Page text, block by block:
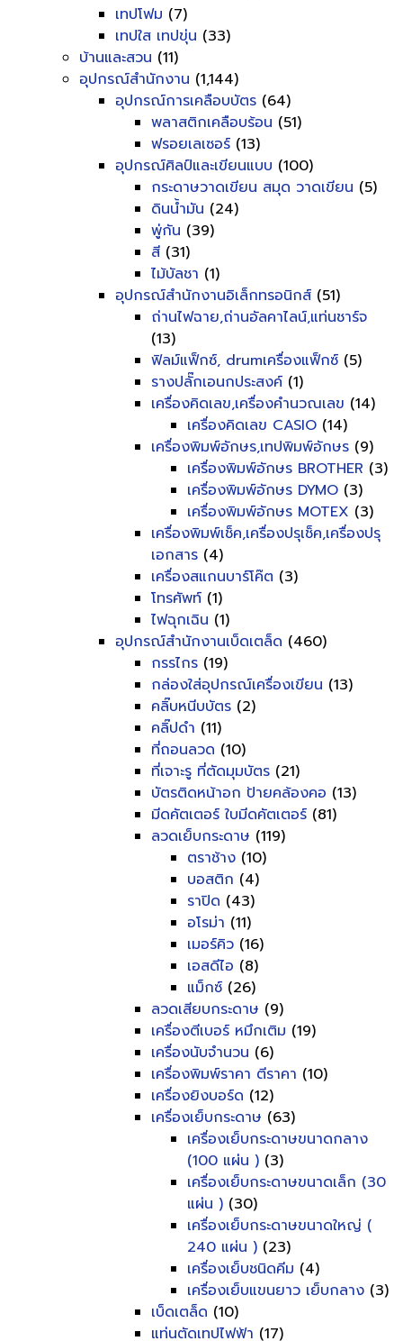
เทปโฟม (7)
เทปใส เทปขุ่น (33)
บ้านและสวน (11)
อุปกรณ์สำนักงาน (1,144)
อุปกรณ์การเคลือบบัตร (64)
พลาสติกเคลือบร้อน (51)
ฟรอยเลเซอร์ (13)
อุปกรณ์ศิลป์และเขียนแบบ (100)
กระดาษวาดเขียน สมุด วาดเขียน (5)
ดินน้ำมัน (24)
พู่กัน (39)
สี (31)
ไม้บัลชา (1)
อุปกรณ์สำนักงานอิเล็กทรอนิกส์ (51)
ถ่านไฟฉาย,ถ่านอัลคาไลน์,แท่นชาร์จ
(13)
ฟิลม์แฟ็กซ์, drumเครื่องแฟ็กซ์ (5)
รางปลั๊กเอนกประสงค์ (1)
เครื่องคิดเลข,เครื่องคำนวณเลข (14)
เครื่องคิดเลข CASIO (14)
เครื่องพิมพ์อักษร,เทปพิมพ์อักษร (9)
เครื่องพิมพ์อักษร BROTHER (3)
เครื่องพิมพ์อักษร DYMO (3)
เครื่องพิมพ์อักษร MOTEX (3)
เครื่องพิมพ์เช็ค,เครื่องปรุเช็ค,เครื่องปรุ
เอกสาร (4)
เครื่องสแกนบาร์โค๊ต (3)
โทรศัพท์ (1)
ไฟฉุกเฉิน (1)
อุปกรณ์สำนักงานเบ็ดเตล็ด (460)
กรรไกร (19)
กล่องใส่อุปกรณ์เครื่องเขียน (13)
คลิ๊บหนีบบัตร (2)
คลิ๊ปดำ (11)
ที่ถอนลวด (10)
ที่เจาะรู ที่ตัดมุมบัตร (21)
บัตรติดหน้าอก ป้ายคล้องคอ (13)
มีดคัตเตอร์ ใบมีดคัตเตอร์ (81)
ลวดเย็บกระดาษ (119)
ตราช้าง (10)
บอสติก (4)
ราปิด (43)
อโรม่า (11)
เมอร์คิว (16)
เอสดีไอ (8)
แม็กซ์ (26)
ลวดเสียบกระดาษ (9)
เครื่องตีเบอร์ หมึกเติม (19)
เครื่องนับจำนวน (6)
เครื่องพิมพ์ราคา ตีราคา (10)
เครื่องยิงบอร์ด (12)
เครื่องเย็บกระดาษ (63)
เครื่องเย็บกระดาษขนาดกลาง
(100 แผ่น ) (3)
เครื่องเย็บกระดาษขนาดเล็ก (30
แผ่น ) (30)
เครื่องเย็บกระดาษขนาดใหญ่ (
240 แผ่น ) (23)
เครื่องเย็บชนิดคีม (4)
เครื่องเย็บแขนยาว เย็บกลาง (3)
เบ็ดเตล็ด (10)
แท่นตัดเทปไฟฟ้า (17)